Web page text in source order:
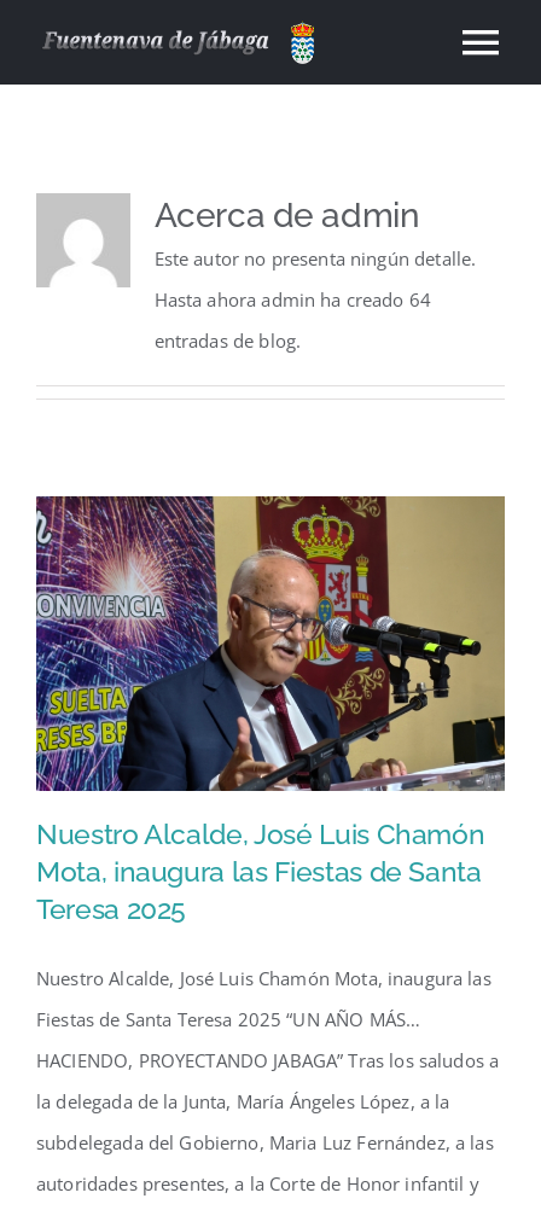
Servicio ASTRA Jábaga-Chillarón-Cuenca
Acerca de admin
Este autor no presenta ningún detalle.
Hasta ahora admin ha creado 64
entradas de blog.
Chamón Mota, inaugura las
Fiestas de Santa Teresa 2025
Nuestro Alcalde, José Luis Chamón
Mota, inaugura las Fiestas de Santa
Teresa 2025
Nuestro Alcalde, José Luis Chamón Mota, inaugura las
Fiestas de Santa Teresa 2025 “UN AÑO MÁS…
HACIENDO, PROYECTANDO JABAGA” Tras los saludos a
la delegada de la Junta, María Ángeles López, a la
subdelegada del Gobierno, Maria Luz Fernández, a las
autoridades presentes, a la Corte de Honor infantil y